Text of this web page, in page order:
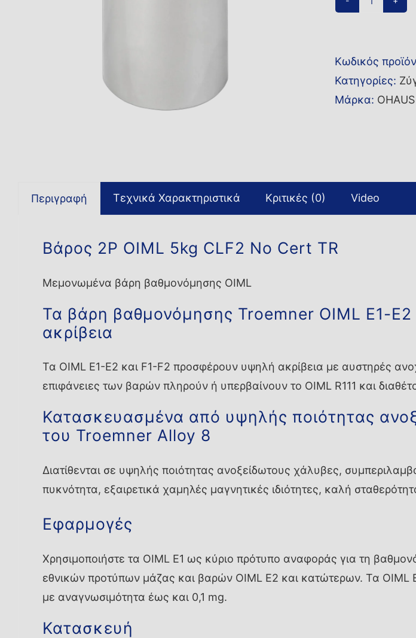
5kg
CLF2
No
Κωδικός
Κατηγορίες:
Μάρκα: OHAUS
Περιγραφή Τεχνικά Χαρακτηριστικά Κριτικές (0) Video
Βάρος 2P OIML 5kg CLF2 No Cert TR
Μεμονωμένα βάρη βαθμονόμησης OIML
Τα βάρη βαθμονόμησης Troemner OIML E1-
ακρίβεια
Τα OIML E1-E2 και F1-F2 προσφέρουν υψηλή ακρίβεια με αυστηρές
επιφάνειες των βαρών πληρούν ή υπερβαίνουν το OIML R111 και
Κατασκευασμένα από υψηλής ποιότητας
του Troemner Alloy 8
Διατίθενται σε υψηλής ποιότητας ανοξείδωτους χάλυβες,
πυκνότητα, εξαιρετικά χαμηλές μαγνητικές ιδιότητες, καλή
Εφαρμογές
Χρησιμοποιήστε τα OIML E1 ως κύριο πρότυπο αναφοράς για τη
εθνικών προτύπων μάζας και βαρών OIML E2 και κατώτερων. Τα OIML
με αναγνωσιμότητα έως και 0,1 mg.
Κατασκευή